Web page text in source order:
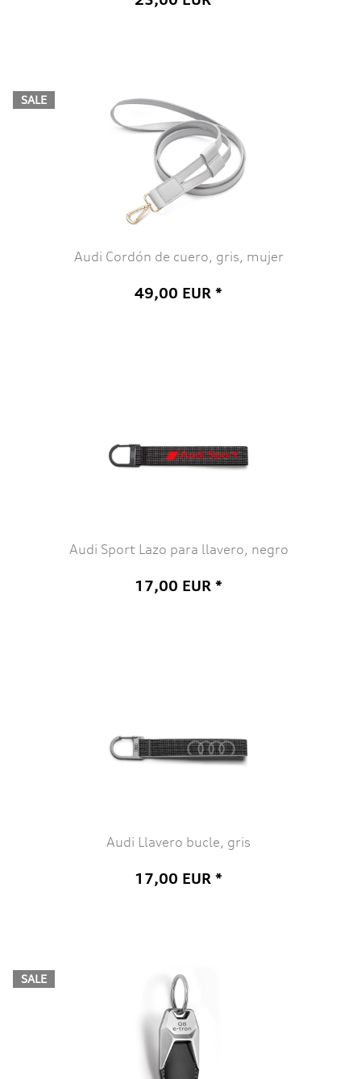
SALE
Audi Cordón de cuero, gris, mujer
49,00 EUR *
Audi Sport Lazo para llavero, negro
17,00 EUR *
Audi Llavero bucle, gris
17,00 EUR *
SALE